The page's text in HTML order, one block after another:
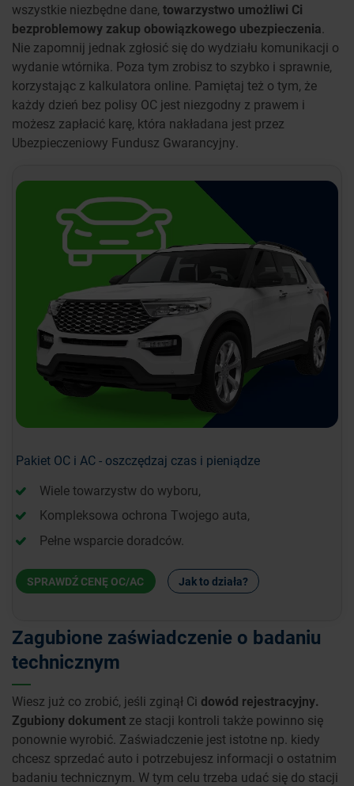
wszystkie niezbędne dane, towarzystwo umożliwi Ci
bezproblemowy zakup obowiązkowego ubezpieczenia.
Nie zapomnij jednak zgłosić się do wydziału komunikacji o
wydanie wtórnika. Poza tym zrobisz to szybko i sprawnie,
korzystając z kalkulatora online. Pamiętaj też o tym, że
każdy dzień bez polisy OC jest niezgodny z prawem i
możesz zapłacić karę, która nakładana jest przez
Ubezpieczeniowy Fundusz Gwarancyjny.
Pakiet OC i AC - oszczędzaj czas i pieniądze
Wiele towarzystw do wyboru,
Kompleksowa ochrona Twojego auta,
Pełne wsparcie doradców.
SPRAWDŹ CENĘ OC/AC Jak to działa?
Zagubione zaświadczenie o badaniu
technicznym
Wiesz już co zrobić, jeśli zginął Ci dowód rejestracyjny.
Zgubiony dokument ze stacji kontroli także powinno się
ponownie wyrobić. Zaświadczenie jest istotne np. kiedy
chcesz sprzedać auto i potrzebujesz informacji o ostatnim
badaniu technicznym. W tym celu trzeba udać się do stacji